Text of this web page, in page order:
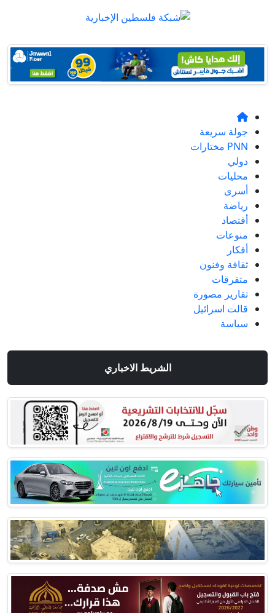
جولة سريعة
PNN مختارات
دولي
محليات
أسرى
رياضة
أقتصاد
منوعات
أفكار
ثقافة وفنون
متفرقات
تقارير مصورة
قالت اسرائيل
سياسة
الشريط الاخباري